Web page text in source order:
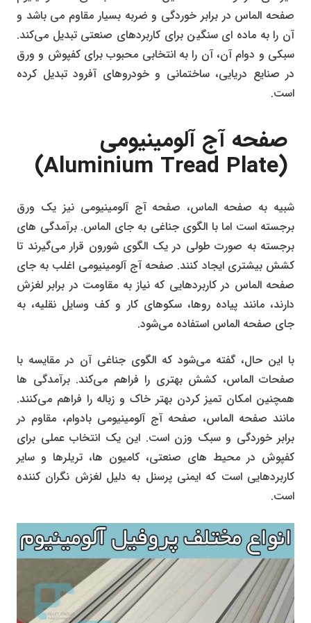
صفحه الماس در برابر خوردگی و ضربه بسیار مقاوم می باشد و
آن را به ماده‌ ای سنگین برای کاربردهای صنعتی تبدیل می‌کند.
سبکی و دوام آن، آن را به انتخابی محبوب برای کفپوش و ورق
در صنایع دریایی، ساختمانی و خودروهای آفرود تبدیل کرده
است.
صفحه آج آلومینیومی
(Aluminium Tread Plate)
شبیه به صفحه الماس، صفحه آج آلومینیومی نیز یک ورق
برجسته است اما با الگوی جناغی به جای الماس. برآمدگی‌ های
برجسته به صورت طولی در یک الگوی شورون قرار می‌گیرند تا
کشش بیشتری ایجاد کنند. صفحه آج آلومینیومی اغلب به جای
صفحه الماس در کاربردهایی که نیاز به مقاومت در برابر لغزش
دارند، مانند پیاده‌ روها، سکوهای کار و کف وسایل نقلیه، به
جای صفحه الماس استفاده می‌شود.
با این حال، گفته می‌شود که الگوی جناغی آن در مقایسه با
صفحات الماس، کشش بهتری را فراهم می‌کند. برآمدگی‌ ها
همچنین امکان تمیز کردن بهتر خاک و زباله را فراهم می‌کنند.
مانند صفحه الماس، صفحه آج آلومینیومی بادوام، مقاوم در
برابر خوردگی و سبک وزن است. این یک انتخاب عملی برای
کفپوش در محیط‌ های صنعتی، کامیون‌ ها، تریلرها و سایر
کاربردهایی است که ایمنی پرسنل به دلیل لغزش نگران کننده
است.